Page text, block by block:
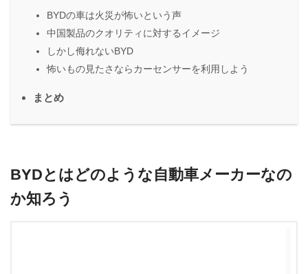
BYDの車は火災が怖いという声
中国製品のクオリティに対するイメージ
しかし侮れないBYD
怖いもの見たさならカーセンサーを利用しよう
まとめ
BYDとはどのような自動車メーカーなの
か知ろう